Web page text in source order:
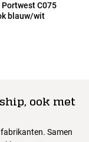
C075
blauw/wit
ook met
Samen